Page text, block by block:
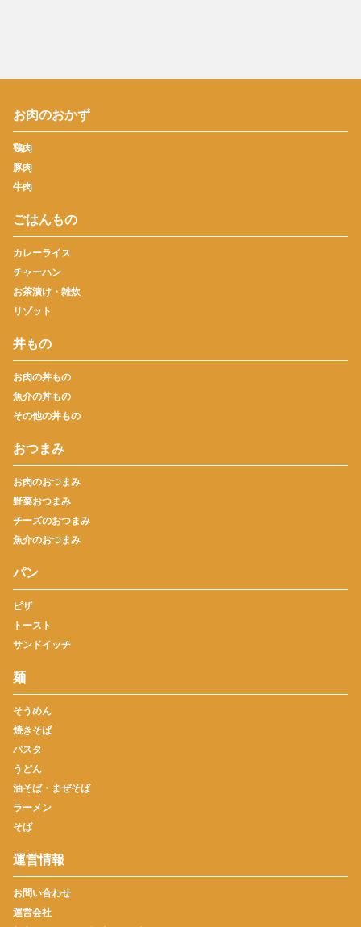
お肉のおかず
鶏肉
豚肉
牛肉
ごはんもの
カレーライス
チャーハン
お茶漬け・雑炊
リゾット
丼もの
お肉の丼もの
魚介の丼もの
その他の丼もの
おつまみ
お肉のおつまみ
野菜おつまみ
チーズのおつまみ
魚介のおつまみ
パン
ピザ
トースト
サンドイッチ
麺
そうめん
焼きそば
パスタ
うどん
油そば・まぜそば
ラーメン
そば
運営情報
お問い合わせ
運営会社